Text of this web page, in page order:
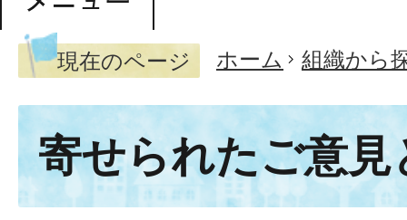
現在のページ ホーム 組織から
寄せられたご意見